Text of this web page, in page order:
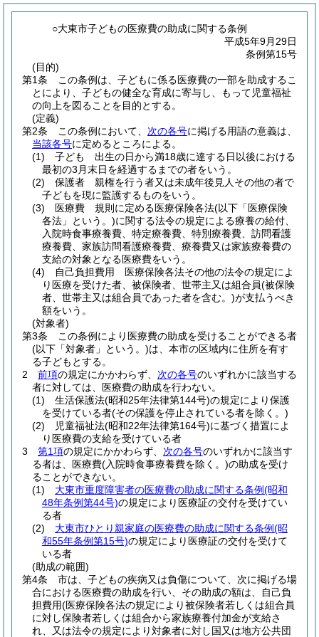
○大東市子どもの医療費の助成に関する条例
平成5年9月29日
条例第15号
(目的)
第1条
この条例は、子どもに係る医療費の一部を助成するこ
とにより、子どもの健全な育成に寄与し、もって児童福祉
の向上を図ることを目的とする。
(定義)
第2条
この条例において、 次の各号に掲げる用語の意義は、
当該各号に定めるところによる。
(1)
子ども 出生の日から満18歳に達する日以後における
最初の3月末日を経過するまでの者をいう。
(2)
保護者 親権を行う者又は未成年後見人その他の者で
子どもを現に監護するものをいう。
(3)
医療費 規則に定める医療保険各法(以下「医療保険
各法」という。)に関する法令の規定による療養の給付、
入院時食事療養費、特定療養費、特別療養費、訪問看護
療養費、家族訪問看護療養費、療養費又は家族療養費の
支給の対象となる医療費をいう。
(4)
自己負担費用 医療保険各法その他の法令の規定によ
り医療を受けた者、被保険者、世帯主又は組合員(被保険
者、世帯主又は組合員であった者を含む。)が支払うべき
額をいう。
(対象者)
第3条
この条例により医療費の助成を受けることができる者
(以下「対象者」という。)は、本市の区域内に住所を有す
る子どもとする。
2
前項の規定にかかわらず、 次の各号のいずれかに該当する
者に対しては、医療費の助成を行わない。
(1)
生活保護法(昭和25年法律第144号)の規定により保護
を受けている者(その保護を停止されている者を除く。)
(2)
児童福祉法(昭和22年法律第164号)に基づく措置によ
り医療費の支給を受けている者
3
第1項の規定にかかわらず、 次の各号のいずれかに該当す
る者は、医療費(入院時食事療養費を除く。)の助成を受け
ることができない。
(1)
大東市重度障害者の医療費の助成に関する条例(昭和
48年条例第44号)の規定により医療証の交付を受けてい
る者
(2)
大東市ひとり親家庭の医療費の助成に関する条例(昭
和55年条例第15号)の規定により医療証の交付を受けて
いる者
(助成の範囲)
第4条
市は、子どもの疾病又は負傷について、次に掲げる場
合における医療費の助成を行い、その助成の額は、自己負
担費用(医療保険各法の規定により被保険者若しくは組合員
に対し保険者若しくは組合から家族療養付加金が支給さ
れ、又は法令の規定により対象者に対し国又は地方公共団